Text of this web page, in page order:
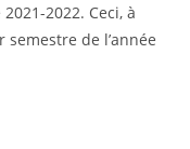
2022. Ceci, à
de l’année